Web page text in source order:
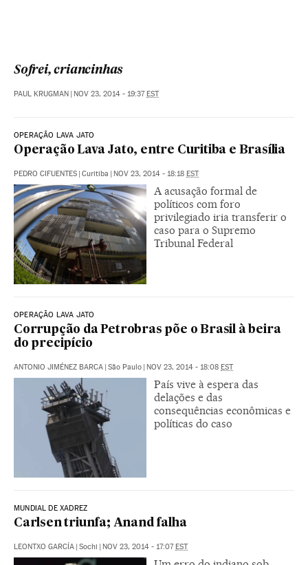
Sofrei, criancinhas
PAUL KRUGMAN | NOV 23, 2014 - 19:37EST
OPERAÇÃO LAVA JATO
Operação Lava Jato, entre Curitiba e Brasília
PEDRO CIFUENTES | Curitiba | NOV 23, 2014 - 18:18 EST
A acusação formal de
políticos com foro
privilegiado iria transferir o
caso para o Supremo
Tribunal Federal
OPERAÇÃO LAVA JATO
Corrupção da Petrobras põe o Brasil à beira
do precipício
ANTONIO JIMÉNEZ BARCA | São Paulo | NOV 23, 2014 - 18:08 EST
País vive à espera das
delações e das
consequências econômicas e
políticas do caso
MUNDIAL DE XADREZ
Carlsen triunfa; Anand falha
LEONTXO GARCÍA | Sochi | NOV 23, 2014 - 17:07EST